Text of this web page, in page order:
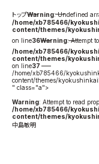
Warning: Undefined
/home/xb785466/
content/themes/
on line36Warning: Attempt
/home/xb785466/
content/themes/
on line37
/home/xb785466/
content/themes/
" class="a">
Warning: Attempt to read
/home/xb785466/
content/themes/
中島敏明